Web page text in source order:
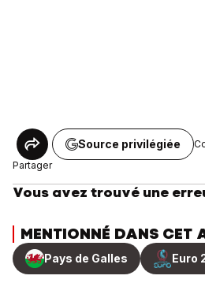
Partager
Source privilégiée
Vous avez trouvé une
MENTIONNÉ DANS CET
Pays de Galles Euro